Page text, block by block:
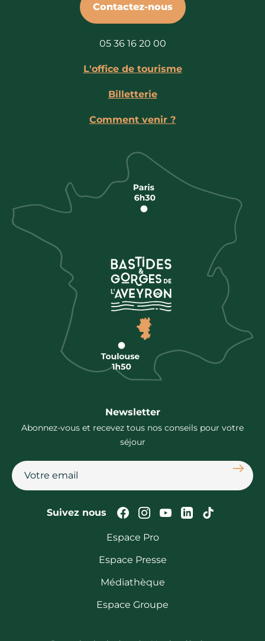
Contactez-nous
05 36 16 20 00
L'office de tourisme
Billetterie
Comment venir ?
Newsletter
Abonnez-vous et recevez tous nos conseils pour votre
séjour
Suivez nous Suivez-nous sur
Suivez-nous sur
Suivez-nous
Suivez-Suivez-
Espace Pro
Espace Presse
Médiathèque
Espace Groupe